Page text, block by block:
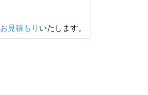
お見積もり いたします。